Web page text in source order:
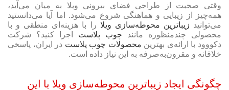
وقتی صحبت از طراحی فضای بیرونی ویلا به میان می‌آید،
همه‌چیز از زیبایی و هماهنگی شروع می‌شود. اما آیا می‌دانستید
می‌توانید زیباترین محوطه‌سازی ویلا را با هزینه‌ای منطقی و با
محصولی چندمنظوره مانند چوب پلاست اجرا کنید؟ شرکت
دکووود با ارائه‌ی بهترین محصولات چوب پلاست در ایران، پاسخی
خلاقانه و مقرون‌به‌صرفه به این نیاز داده است.
چگونگی ایجاد زیباترین محوطه‌سازی ویلا با این